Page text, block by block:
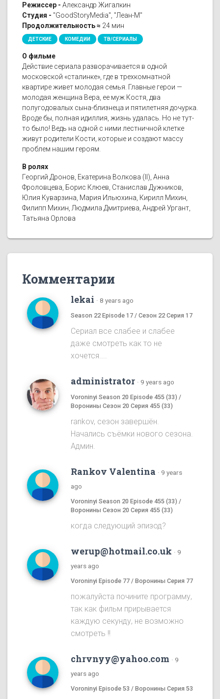
Режиссер - Александр Жигалкин
Студия - "GoodStoryMedia", "Леан-М"
Продолжительность ≈ 24 мин
ДЕТСКИЕ КОМЕДИИ ТВ/СЕРИАЛЫ
О фильме
Действие сериала разворачивается в одной
московской «сталинке», где в трехкомнатной
квартире живет молодая семья. Главные герои —
молодая женщина Вера, ее муж Костя, два
полугодовалых сына-близнеца и пятилетняя дочурка.
Вроде бы, полная идиллия, жизнь удалась. Но не тут-
то было! Ведь на одной с ними лестничной клетке
живут родители Кости, которые и создают массу
проблем нашим героям.
В ролях
Георгий Дронов, Екатерина Волкова (II), Анна
Фроловцева, Борис Клюев, Станислав Дужников,
Юлия Куварзина, Мария Ильюхина, Кирилл Михин,
Филипп Михин, Людмила Дмитриева, Андрей Ургант,
Татьяна Орлова
Комментарии
lekai · 8 years ago
Season 22 Episode 17 / Сезон 22 Серия 17
Сериал все слабее и слабее
даже смотреть как то не
хочется....
administrator · 9 years ago
Voroninyi Season 20 Episode 455 (33) /
Воронины Сезон 20 Серия 455 (33)
rankov, сезон завершён.
Начались съёмки нового сезона.
Админ.
Rankov Valentina · 9 years
ago
Voroninyi Season 20 Episode 455 (33) /
Воронины Сезон 20 Серия 455 (33)
когда следующий эпизод?
werup@hotmail.co.uk · 9
years ago
Voroninyi Episode 77 / Воронины Серия 77
пожалуйста почините программу,
так как фильм прирывается
каждую секунду, не возможно
смотреть !!
chrvnyy@yahoo.com · 9
years ago
Voroninyi Episode 53 / Воронины Серия 53